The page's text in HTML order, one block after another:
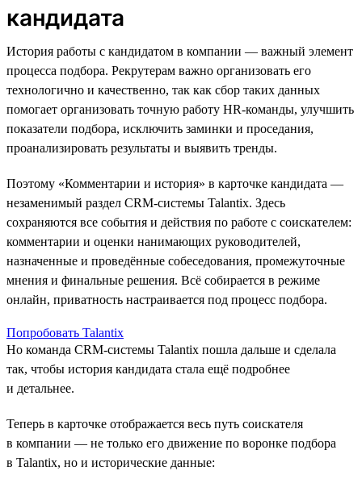
кандидата
История работы с кандидатом в компании — важный элемент
процесса подбора. Рекрутерам важно организовать его
технологично и качественно, так как сбор таких данных
помогает организовать точную работу HR-команды, улучшить
показатели подбора, исключить заминки и проседания,
проанализировать результаты и выявить тренды.
Поэтому «Комментарии и история» в карточке кандидата —
незаменимый раздел CRM-системы Talantix. Здесь
сохраняются все события и действия по работе с соискателем:
комментарии и оценки нанимающих руководителей,
назначенные и проведённые собеседования, промежуточные
мнения и финальные решения. Всё собирается в режиме
онлайн, приватность настраивается под процесс подбора.
Попробовать Talantix
Но команда CRM-системы Talantix пошла дальше и сделала
так, чтобы история кандидата стала ещё подробнее
и детальнее.
Теперь в карточке отображается весь путь соискателя
в компании — не только его движение по воронке подбора
в Talantix, но и исторические данные: